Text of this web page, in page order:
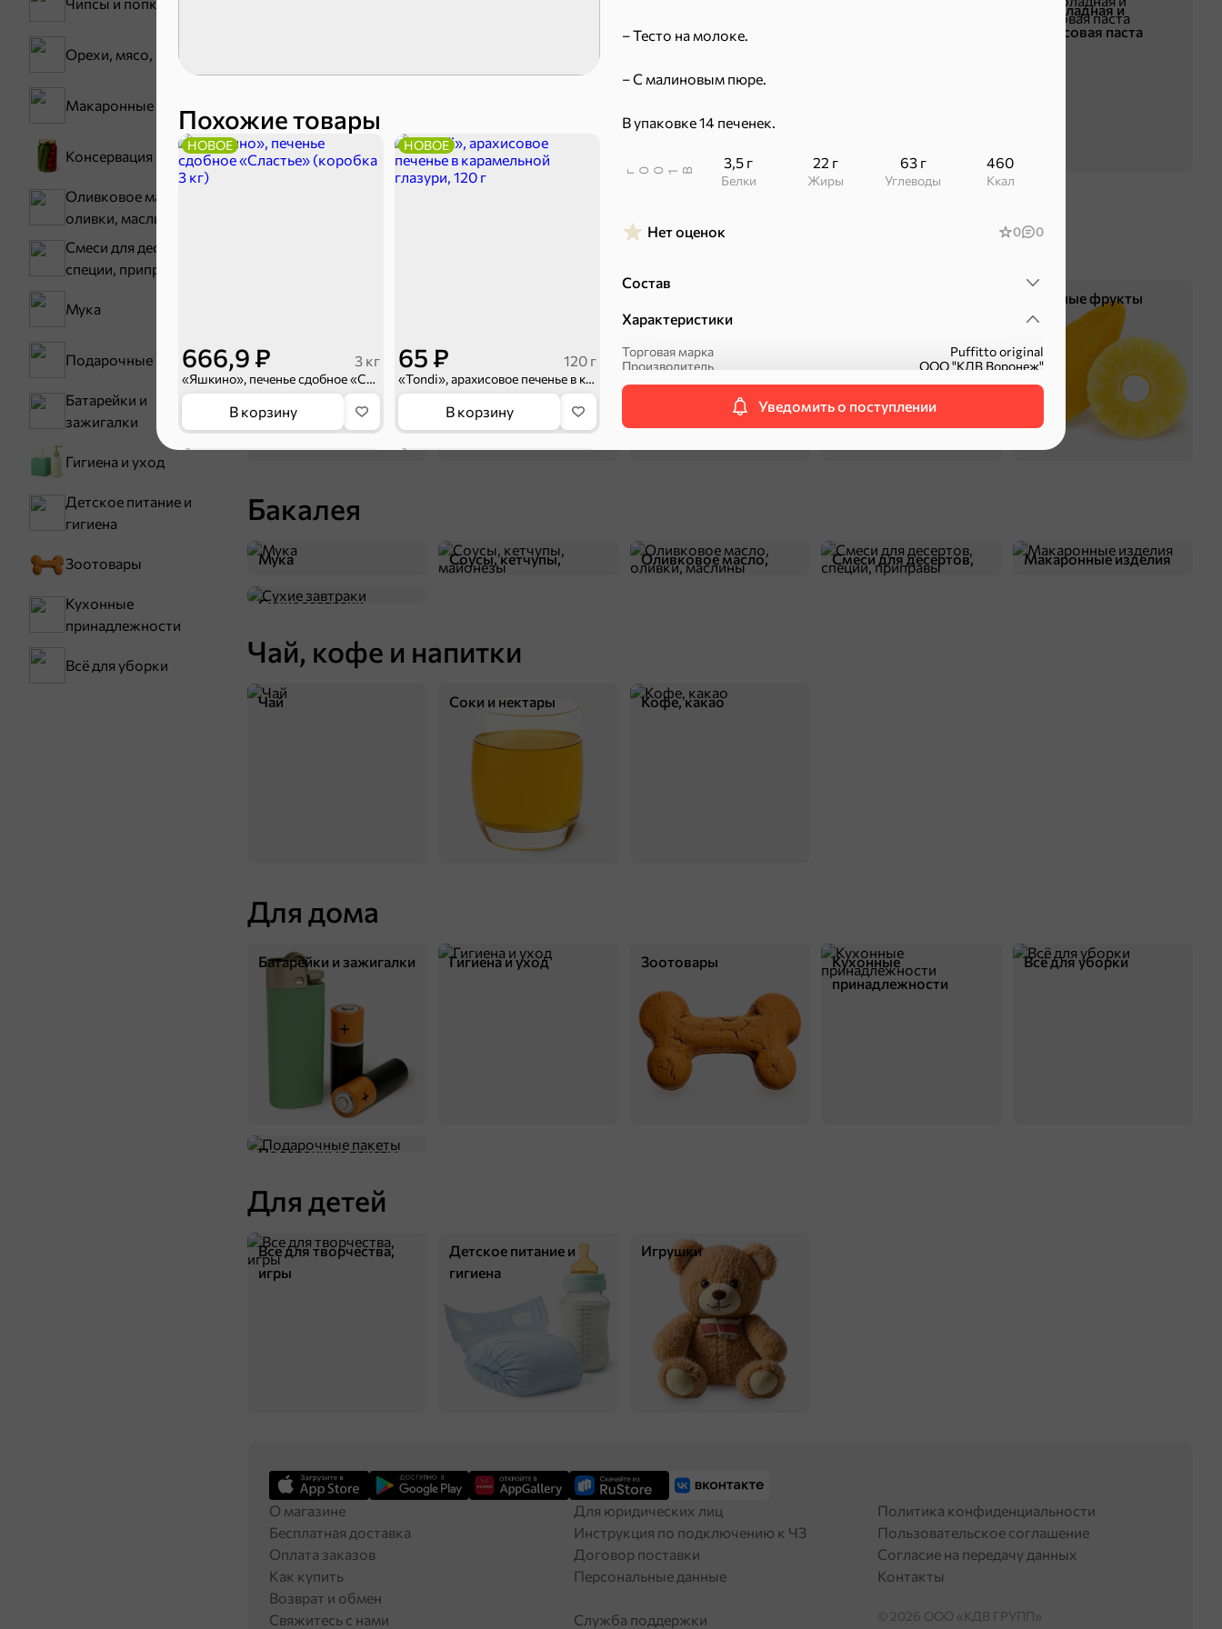
Похожие товары
666,9 ₽ 3 кг
«Яшкино», печенье сдобное «Сластье» (коробка 3 кг)
НОВОЕ
В корзину
65 ₽ 120 г
«Tondi», арахисовое печенье в карамельной глазури, 120 г
НОВОЕ
В корзину
128,7 ₽
В корзину
– Тесто на молоке.
– С малиновым пюре.
В упаковке 14 печенек.
В
1 00
г
3,5 г
Белки
22 г
Жиры
63 г
Углеводы
460
ккал
Нет оценок 0 0
Состав
Характеристики
Торговая марка
Puffitto original
Производитель
ООО "КДВ Воронеж"
Срок хранения
6 мес.
Артикул
РВР316
Вид
слоеное
Уведомить о поступлении
Орехи, мясо, рыба
Макаронные изделия
Консервация
Оливковое масло,
оливки, маслины
Смеси для десертов,
специи, приправы
Мука
Подарочные пакеты
Батарейки и
зажигалки
Гигиена и уход
Детское питание и
гигиена
Зоотовары
Кухонные
принадлежности
Всё для уборки
Шоколадная и
арахисовая паста
Сушеные фрукты
Бакалея
Мука
Соусы, кетчупы,
Оливковое масло,
оливки, маслины
Смеси для десертов,
специи, приправы
Макаронные изделия
Сухие завтраки
Чай, кофе и напитки
Чай Соки и нектары Кофе, какао
Для дома
Батарейки и зажигалки Гигиена и уход Зоотовары
Кухонные
принадлежности
Всё для уборки
Подарочные пакеты
Для детей
Все для творчества,
игры
Детское питание и
гигиена
Игрушки
О магазине
Бесплатная доставка
Оплата заказов
Как купить
Возврат и обмен
Для юридических лиц
Инструкция по подключению к ЧЗ
Договор поставки
Персональные данные
Политика конфиденциальности
Пользовательское соглашение
Согласие на передачу данных
Контакты
Свяжитесь с нами Служба поддержки © 2026 OOO «КДВ ГРУПП»